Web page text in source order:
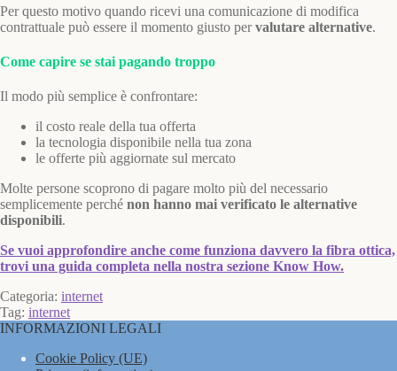
Per questo motivo quando ricevi una comunicazione di modifica
contrattuale può essere il momento giusto pervalutare alternative.
Come capire se stai pagando troppo
Il modo più semplice è confrontare:
il costo reale della tua offerta
la tecnologia disponibile nella tua zona
le offerte più aggiornate sul mercato
Molte persone scoprono di pagare molto più del necessario
semplicemente perché non hanno mai verificato le alternative
disponibili.
Se vuoi approfondire anche come funziona davvero la fibra ottica,
trovi una guida completa nella nostra sezione Know How.
Categoria: internet
Tag: internet
INFORMAZIONI LEGALI
Cookie Policy (UE)